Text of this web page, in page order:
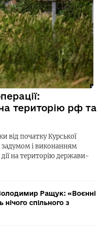
територію рф та
від початку Курської
задумом і виконанням
дії на територію держави-
Ращук: «Воєнні
спільного з